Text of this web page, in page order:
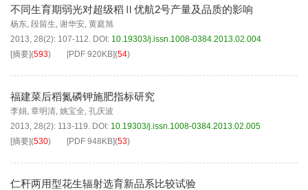
不同生育期弱光对超级稻Ⅱ优航2号产量及品质的影响
杨东, 段留生, 谢华安, 黄庭旭
2013, 28(2): 107-112. DOI: 10.19303/j.issn.1008-0384.2013.02.004
[摘要](593) [PDF 920KB](54)
福建菜后稻氮磷钾施肥指标研究
李娟, 章明清, 姚宝全, 孔庆波
2013, 28(2): 113-119. DOI: 10.19303/j.issn.1008-0384.2013.02.005
[摘要](530) [PDF 948KB](53)
仁秆两用型花生辐射选育新品系比较试验